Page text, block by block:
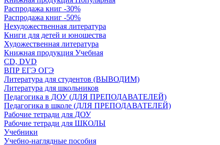
Распродажа книг -30%
Распродажа книг -50%
Нехудожественная литература
Книги для детей и юношества
Художественная литература
Книжная продукция Учебная
CD, DVD
ВПР ЕГЭ ОГЭ
Литература для студентов (ВЫВОДИМ)
Литература для школьников
Педагогика в ДОУ (ДЛЯ ПРЕПОДАВАТЕЛЕЙ)
Педагогика в школе (ДЛЯ ПРЕПОДАВАТЕЛЕЙ)
Рабочие тетради для ДОУ
Рабочие тетради для ШКОЛЫ
Учебники
Учебно-наглядные пособия